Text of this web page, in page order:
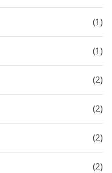
(1)
(1)
(2)
(2)
(2)
(2)